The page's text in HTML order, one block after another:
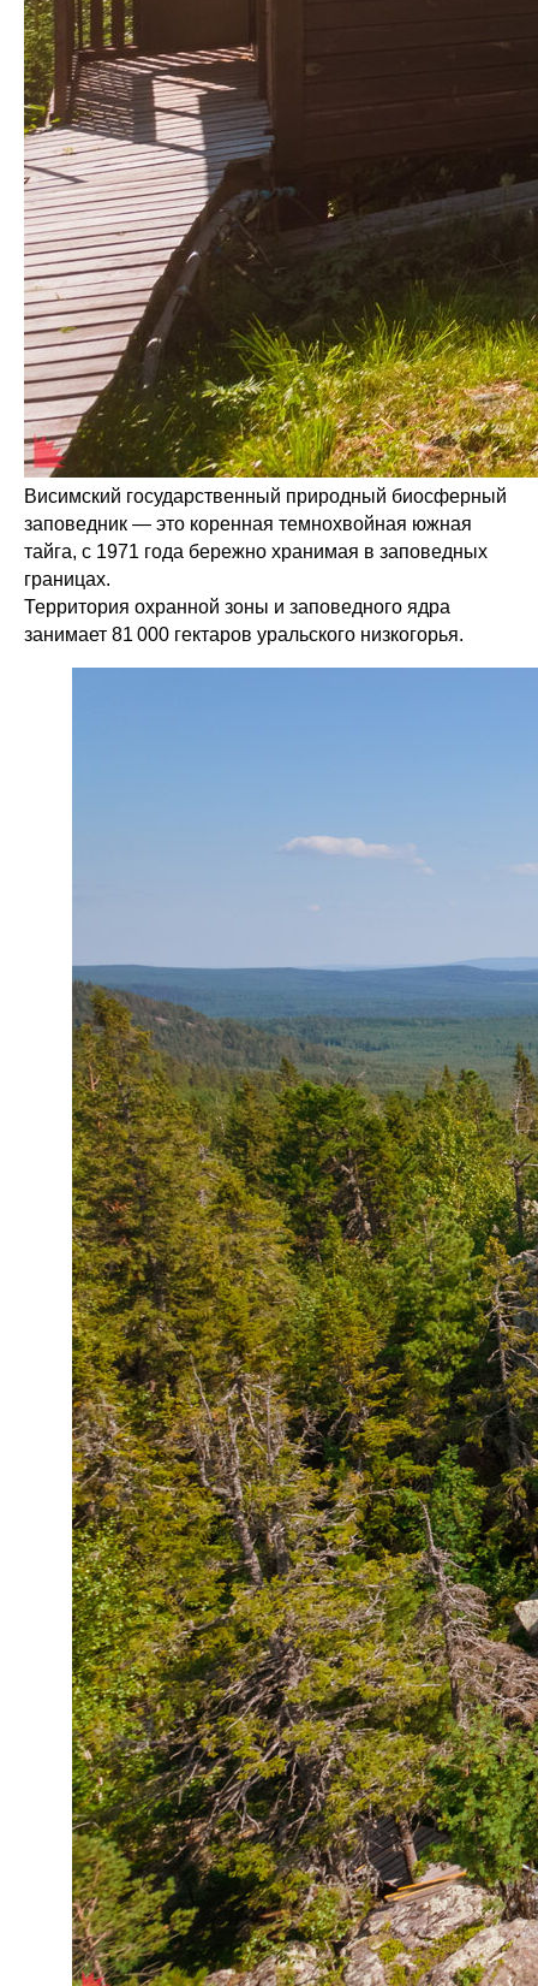
Висимский государственный природный биосферный
заповедник — это коренная темнохвойная южная
тайга, с 1971 года бережно хранимая в заповедных
границах.
Территория охранной зоны и заповедного ядра
занимает 81 000 гектаров уральского низкогорья.